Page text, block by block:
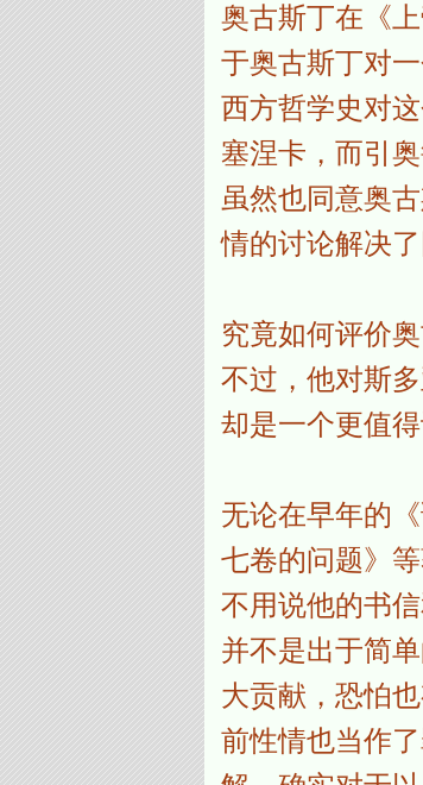
奥古斯丁在《
于奥古斯丁对
西方哲学史对
塞涅卡，而引
虽然也同意奥
情的讨论解决
究竟如何评价
不过，他对斯
却是一个更值得
无论在早年的
七卷的问题》
不用说他的书
并不是出于简
大贡献，恐怕
前性情也当作